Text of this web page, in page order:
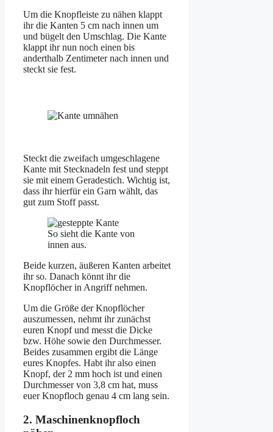
Um die Knopfleiste zu nähen klappt
ihr die Kanten 5 cm nach innen um
und bügelt den Umschlag. Die Kante
klappt ihr nun noch einen bis
anderthalb Zentimeter nach innen und
steckt sie fest.
Steckt die zweifach umgeschlagene
Kante mit Stecknadeln fest und steppt
sie mit einem Geradestich. Wichtig ist,
dass ihr hierfür ein Garn wählt, das
gut zum Stoff passt.
So sieht die Kante von
innen aus.
Beide kurzen, äußeren Kanten arbeitet
ihr so. Danach könnt ihr die
Knopflöcher in Angriff nehmen.
Um die Größe der Knopflöcher
auszumessen, nehmt ihr zunächst
euren Knopf und messt die Dicke
bzw. Höhe sowie den Durchmesser.
Beides zusammen ergibt die Länge
eures Knopfes. Habt ihr also einen
Knopf, der 2 mm hoch ist und einen
Durchmesser von 3,8 cm hat, muss
euer Knopfloch genau 4 cm lang sein.
2. Maschinenknopfloch